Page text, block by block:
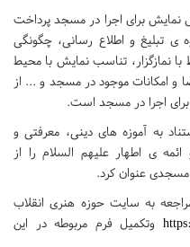
نمایش برای اجرا در مسجد پرداخت
ی تبلیغ و اطلاع رسانی، چگونگی
نمازگزار، تناسب نمایش با محیط
و امکانات موجود در مسجد و ... از
اجرا در مسجد است.
به آموزه های دینی، معرفتی و
ی اطهار علیهم السلام را از
عنوان کرد.
به سایت حوزه هنری انقلاب
وتکمیل فرم مربوطه در این